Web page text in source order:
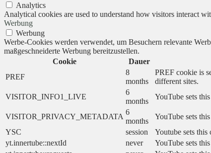
Analytics
Analytical cookies are used to understand how visitors interact
Werbung
Werbung
Werbe-Cookies werden verwendet, um Besuchern relevante
maßgeschneiderte Werbung bereitzustellen.
Cookie
Dauer
PREF
8
months
PREF cookie is
different sites.
VISITOR_INFO1_LIVE
6
months
YouTube sets
VISITOR_PRIVACY_METADATA
6
months
YouTube sets
YSC
session
Youtube sets this
yt.innertube::nextId
never
YouTube sets